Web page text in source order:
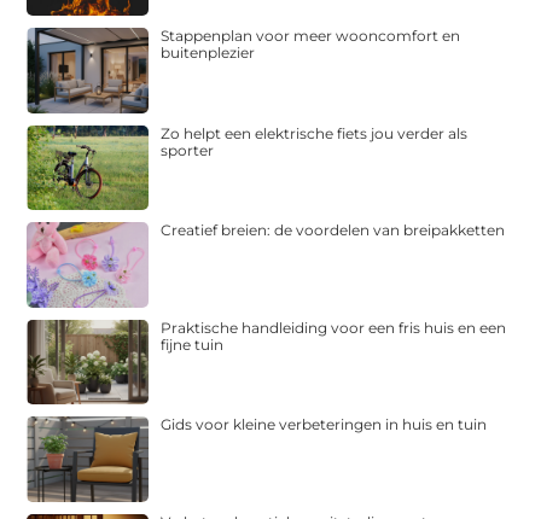
Stappenplan voor meer wooncomfort en
buitenplezier
Zo helpt een elektrische fiets jou verder als
sporter
Creatief breien: de voordelen van breipakketten
Praktische handleiding voor een fris huis en een
fijne tuin
Gids voor kleine verbeteringen in huis en tuin